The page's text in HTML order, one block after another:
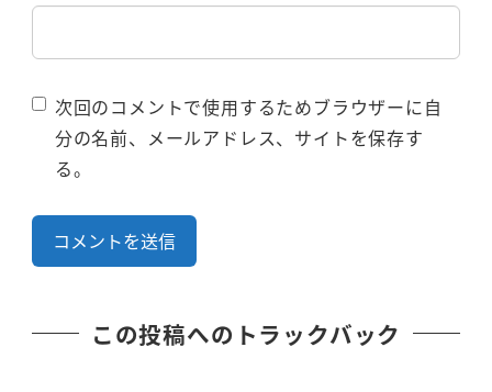
次回のコメントで使用するためブラウザーに自
分の名前、メールアドレス、サイトを保存す
る。
この投稿へのトラックバック